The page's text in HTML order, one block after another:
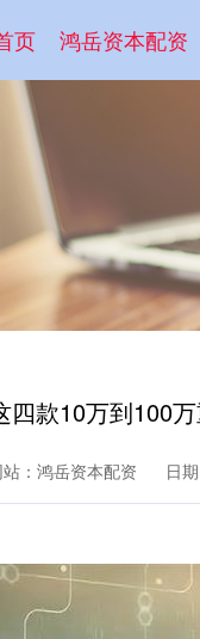
页 鸿岳资本配资
款10万到100
站：鸿岳资本配资 日